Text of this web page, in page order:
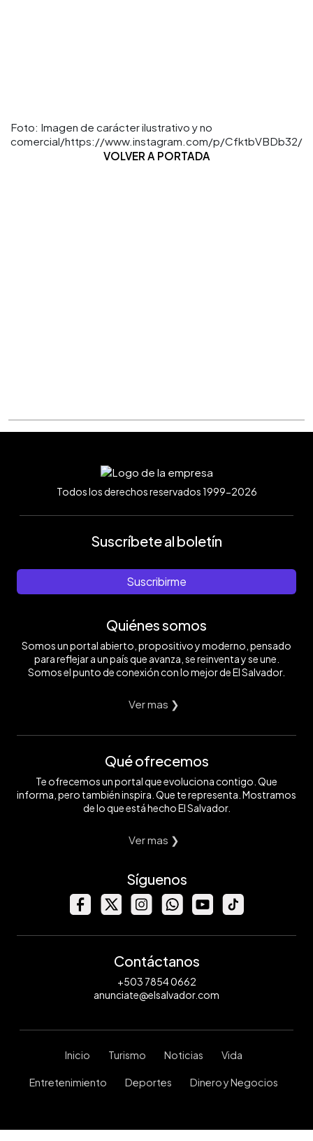
Foto: Imagen de carácter ilustrativo y no
comercial/https://www.instagram.com/p/CfktbVBDb32/
VOLVER A PORTADA
Todos los derechos reservados 1999-2026
Suscríbete al boletín
Suscribirme
Quiénes somos
Somos un portal abierto, propositivo y moderno, pensado
para reflejar a un país que avanza, se reinventa y se une.
Somos el punto de conexión con lo mejor de El Salvador.
Ver mas ❯
Qué ofrecemos
Te ofrecemos un portal que evoluciona contigo. Que
informa, pero también inspira. Que te representa. Mostramos
de lo que está hecho El Salvador.
Ver mas ❯
Síguenos
Contáctanos
+503 7854 0662
anunciate@elsalvador.com
Inicio Turismo Noticias Vida
Entretenimiento Deportes Dinero y Negocios